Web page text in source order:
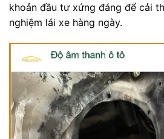
khoản đầu tư xứng đáng để cải
nghiệm lái xe hàng ngày.